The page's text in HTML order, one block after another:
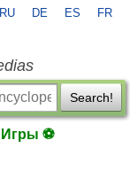
RU DE ES FR
Search!
Игры ⚽